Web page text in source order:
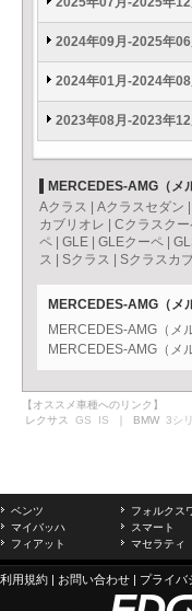
2024年09月-2025年06
2024年01月-2024年08
2023年08月-2023年12
MERCEDES-AMG（メ
Aクラス
Aクラスセダン
カブリオレ
Cクラスク
ペ
GLE GLEクーペ
ス
Sクラス Sクラスカ
MERCEDES-AMG（メ
MERCEDES-AMG（メ
MERCEDES-AMG（メ
【オススメ車種へのリンク】
レクサス GS IS ｜ BMW 3シ
ベンツ フォルクス
マイバッハ
スマート
フィアット
マセラティ
利用規約 | お問い合わせ | プライバ